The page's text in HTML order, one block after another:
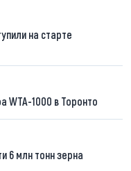
на старте
WTA-1000 в Торонто
6 млн тонн зерна